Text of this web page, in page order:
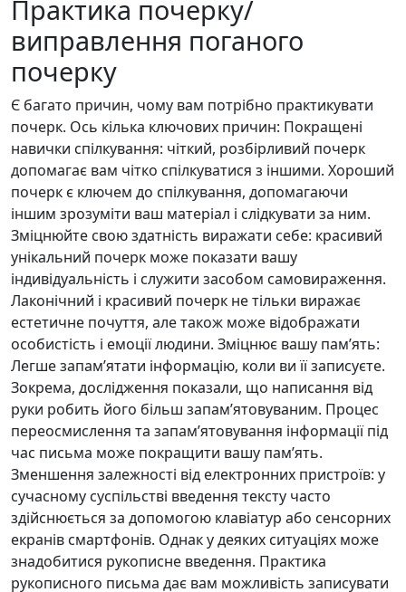
Практика почерку/
виправлення поганого
почерку
Є багато причин, чому вам потрібно практикувати
почерк. Ось кілька ключових причин: Покращені
навички спілкування: чіткий, розбірливий почерк
допомагає вам чітко спілкуватися з іншими. Хороший
почерк є ключем до спілкування, допомагаючи
іншим зрозуміти ваш матеріал і слідкувати за ним.
Зміцнюйте свою здатність виражати себе: красивий
унікальний почерк може показати вашу
індивідуальність і служити засобом самовираження.
Лаконічний і красивий почерк не тільки виражає
естетичне почуття, але також може відображати
особистість і емоції людини. Зміцнює вашу пам’ять:
Легше запам’ятати інформацію, коли ви її записуєте.
Зокрема, дослідження показали, що написання від
руки робить його більш запам’ятовуваним. Процес
переосмислення та запам’ятовування інформації під
час письма може покращити вашу пам’ять.
Зменшення залежності від електронних пристроїв: у
сучасному суспільстві введення тексту часто
здійснюється за допомогою клавіатур або сенсорних
екранів смартфонів. Однак у деяких ситуаціях може
знадобитися рукописне введення. Практика
рукописного письма дає вам можливість записувати